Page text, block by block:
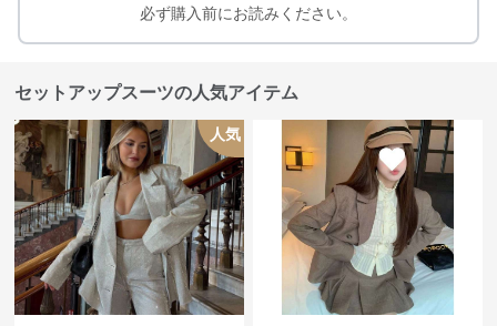
必ず購入前にお読みください。
セットアップスーツの人気アイテム
人気